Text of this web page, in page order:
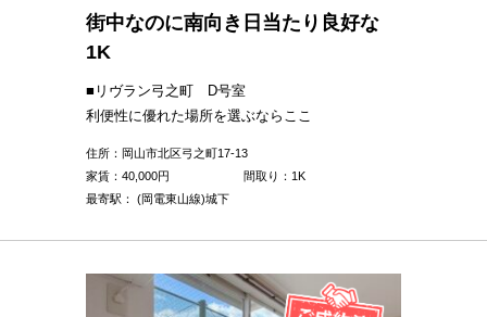
街中なのに南向き日当たり良好な
1K
■リヴラン弓之町 D号室
利便性に優れた場所を選ぶならここ
住所：岡山市北区弓之町17-13
家賃： 40,000円
間取り：1K
最寄駅： (岡電東山線)城下